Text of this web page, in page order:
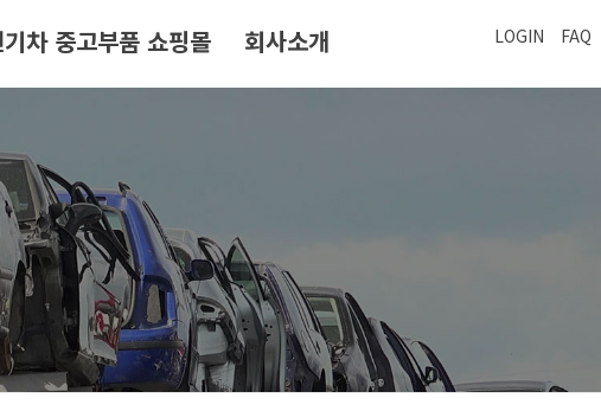
LOGIN FAQ
차 중고부품 쇼핑몰 회사소개